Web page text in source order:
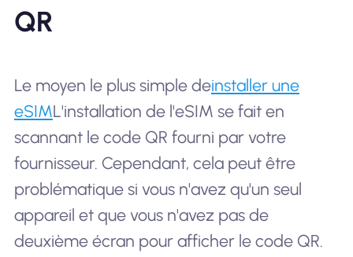
QR
Le moyen le plus simple deinstaller une
eSIML'installation de l'eSIM se fait en
scannant le code QR fourni par votre
fournisseur. Cependant, cela peut être
problématique si vous n'avez qu'un seul
appareil et que vous n'avez pas de
deuxième écran pour afficher le code QR.